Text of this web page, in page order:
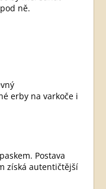
ně.
erby na varkoče i
Postava
získá autentičtější